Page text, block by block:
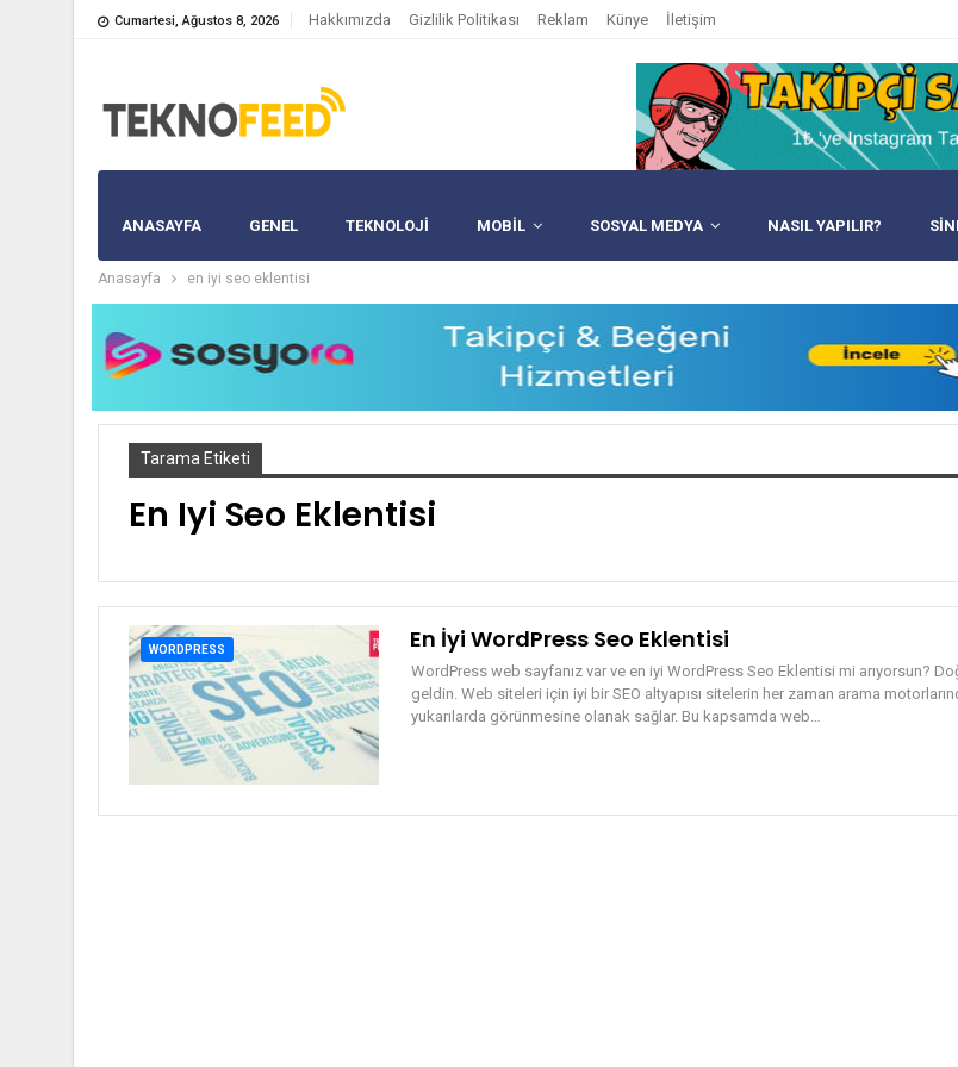
Cumartesi, Ağustos 8, 2026 Hakkımızda Gizlilik Politikası Reklam Künye İletişim
ANASAYFA GENEL TEKNOLOJİ MOBIL SOSYAL MEDYA NASIL YAPILIR?
Anasayfa en iyi seo eklentisi
Tarama Etiketi
En Iyi Seo Eklentisi
WORDPRESS En İyi WordPress Seo Eklentisi
WordPress web sayfanız var ve en iyi WordPress Seo Eklentisi mi arıyorsun?
geldin. Web siteleri için iyi bir SEO altyapısı sitelerin her zaman arama
yukarılarda görünmesine olanak sağlar. Bu kapsamda web…